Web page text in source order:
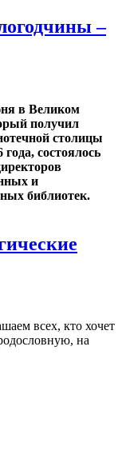
–
в Великом
получил
столицы
года, состоялось
и
библиотек.
всех, кто хочет
на